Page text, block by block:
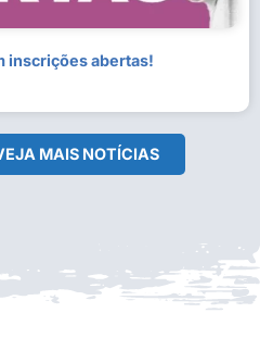
inscrições abertas!
MAIS NOTÍCIAS